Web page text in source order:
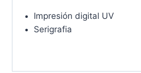
Impresión digital UV
Serigrafia